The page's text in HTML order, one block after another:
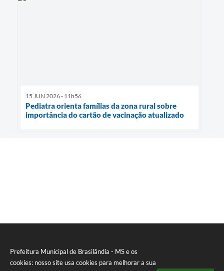
Prefeitura Municipal de Brasilândia - MS e os
cookies: nosso site usa cookies para melhorar a sua
15 JUN 2026 - 11h56
Pediatra orienta famílias da zona rural sobre
importância do cartão de vacinação atualizado